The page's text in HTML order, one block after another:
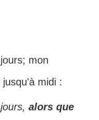
mon
midi :
jours,alors que